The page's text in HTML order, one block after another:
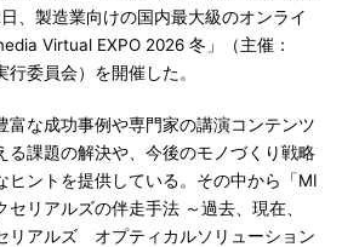
、製造業向けの国内最大級のオンライ
Virtual EXPO 2026 冬」（主催：
委員会）を開催した。
な成功事例や専門家の講演コンテンツ
る課題の解決や、今後のモノづくり戦略
ヒントを提供している。その中から「MI
リアルズの伴走手法 ～過去、現在、
リアルズ オプティカルソリューション